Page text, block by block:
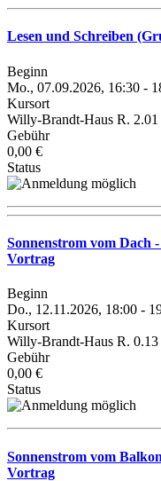
Lesen und Schreiben
Beginn
Mo., 07.09.2026, 16:30 -
Kursort
Willy-Brandt-Haus R. 2.01
Gebühr
0,00 €
Status
Sonnenstrom vom Dach
Vortrag
Beginn
Do., 12.11.2026, 18:00 -
Kursort
Willy-Brandt-Haus R. 0.13
Gebühr
0,00 €
Status
Sonnenstrom vom
Vortrag